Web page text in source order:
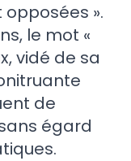
».
le mot «
vidé de sa
de
égard